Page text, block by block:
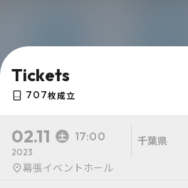
Tickets
707枚成立
02.11 17:00
2023
千葉県
幕張イベントホール